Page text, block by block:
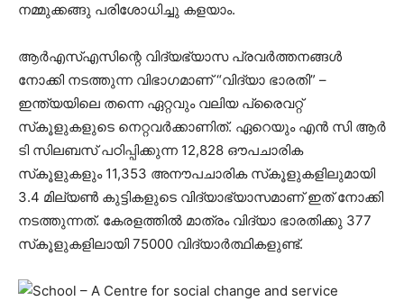
നമ്മുക്കങ്ങു പരിശോധിച്ചു കളയാം.
ആർഎസ്എസിന്റെ വിദ്യഭ്യാസ പ്രവർത്തനങ്ങൾ
നോക്കി നടത്തുന്ന വിഭാഗമാണ് “വിദ്യാ ഭാരതി” –
ഇന്ത്യയിലെ തന്നെ ഏറ്റവും വലിയ പ്രൈവറ്റ്
സ്‌കൂളുകളുടെ നെറ്റവർക്കാണിത്. ഏറെയും എൻ സി ആർ
ടി സിലബസ് പഠിപ്പിക്കുന്ന 12,828 ഔപചാരിക
സ്‌കൂളുകളും 11,353 അനൗപചാരിക സ്‌കൂളുകളിലുമായി
3.4 മില്യൺ കുട്ടികളുടെ വിദ്യാഭ്യാസമാണ് ഇത് നോക്കി
നടത്തുന്നത്. കേരളത്തിൽ മാത്രം വിദ്യാ ഭാരതിക്കു 377
സ്‌കൂളുകളിലായി 75000 വിദ്യാർത്ഥികളുണ്ട്.